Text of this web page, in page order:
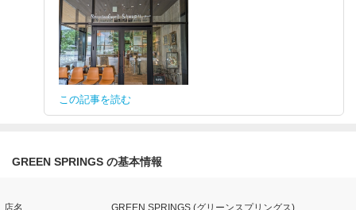
この記事を読む
GREEN SPRINGS の基本情報
店名 GREEN SPRINGS (グリーンスプリングス)